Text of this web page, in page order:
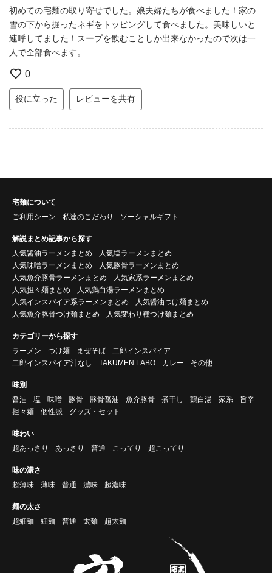
初めての宅麺の取り寄せでした。娘夫婦たちが食べました！家の
雪の下から掘ったネギをトッピングして食べました。美味しいと
連呼してました！スープを飲むことしか出来なかったので次は一
人で全部食べます。
0
役に立った レビューを共有
宅麺について
ご利用シーン
私達のこだわり ソーシャルギフト
解説まとめ記事から探す
人気醤油ラーメンまとめ
人気塩ラーメンまとめ
人気味噌ラーメンまとめ
人気豚骨ラーメンまとめ
人気魚介豚骨ラーメンまとめ
人気家系ラーメンまとめ
人気担々麺まとめ
人気鶏白湯ラーメンまとめ
人気インスパイア系ラーメンまとめ
人気醤油つけ麺まとめ
人気魚介豚骨つけ麺まとめ
人気変わり種つけ麺まとめ
カテゴリーから探す
ラーメン
つけ麺 まぜそば
二郎インスパイア
二郎インスパイア汁なし
TAKUMEN LABO カレー その他
味別
醤油
塩 味噌 豚骨 豚骨醤油 魚介豚骨 煮干し 鶏白湯 家系
旨辛
担々麺
個性派 グッズ・セット
味わい
超あっさり
あっさり 普通 こってり 超こってり
味の濃さ
超薄味
薄味 普通 濃味 超濃味
麺の太さ
超細麺
細麺 普通 太麺 超太麺